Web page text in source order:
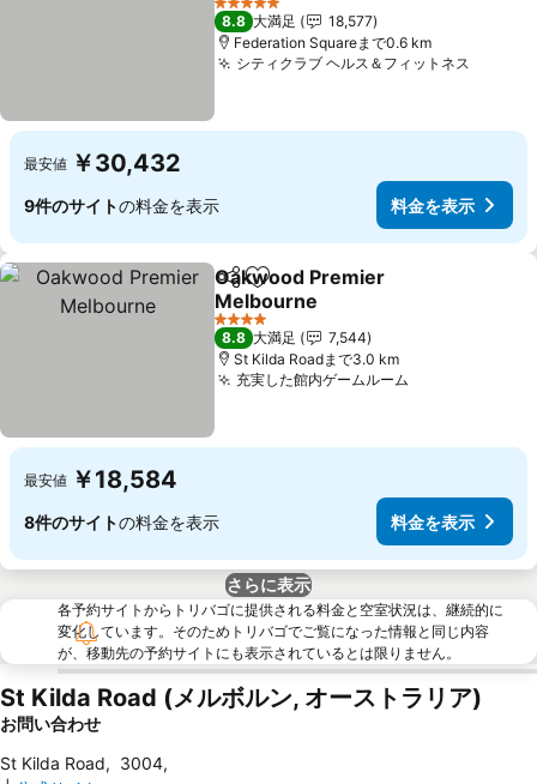
5 ホテルのランク
8.8 大満足
18,577
Federation Squareまで0.6 km
シティクラブ ヘルス＆フィットネス
最安値 ￥30,432
9件のサイトの料金を表示 料金を表示
シェアお気に入りに追加
Oakwood Premier
Melbourne
4 ホテルのランク
8.8 大満足
7,544
St Kilda Roadまで3.0 km
充実した館内ゲームルーム
最安値 ￥18,584
8件のサイトの料金を表示 料金を表示
さらに表示
各予約サイトからトリバゴに提供される料金と空室状況は、継続的に
変化しています。そのためトリバゴでご覧になった情報と同じ内容
が、移動先の予約サイトにも表示されているとは限りません。
St Kilda Road (メルボルン, オーストラリア)
お問い合わせ
St Kilda Road, 3004,